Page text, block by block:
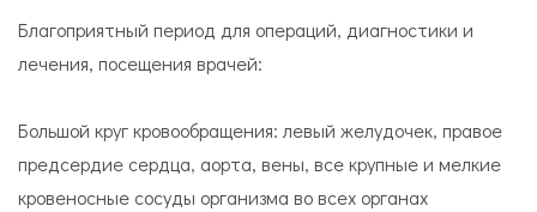
Благоприятный период для операций, диагностики и
лечения, посещения врачей:
Большой круг кровообращения: левый желудочек, правое
предсердие сердца, аорта, вены, все крупные и мелкие
кровеносные сосуды организма во всех органах